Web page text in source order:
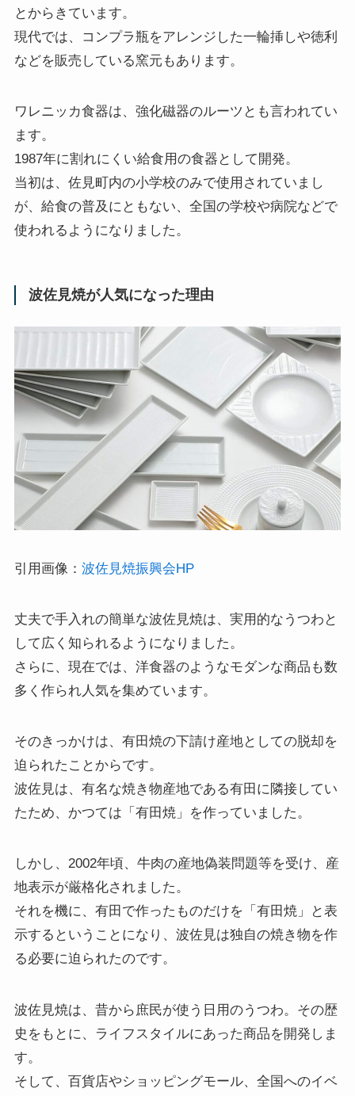
とからきています。
現代では、コンプラ瓶をアレンジした一輪挿しや徳利
などを販売している窯元もあります。
ワレニッカ食器は、強化磁器のルーツとも言われてい
ます。
1987年に割れにくい給食用の食器として開発。
当初は、佐見町内の小学校のみで使用されていまし
が、給食の普及にともない、全国の学校や病院などで
使われるようになりました。
波佐見焼が人気になった理由
引用画像： 波佐見焼振興会HP
丈夫で手入れの簡単な波佐見焼は、実用的なうつわと
して広く知られるようになりました。
さらに、現在では、洋食器のようなモダンな商品も数
多く作られ人気を集めています。
そのきっかけは、有田焼の下請け産地としての脱却を
迫られたことからです。
波佐見は、有名な焼き物産地である有田に隣接してい
たため、かつては「有田焼」を作っていました。
しかし、2002年頃、牛肉の産地偽装問題等を受け、産
地表示が厳格化されました。
それを機に、有田で作ったものだけを「有田焼」と表
示するということになり、波佐見は独自の焼き物を作
る必要に迫られたのです。
波佐見焼は、昔から庶民が使う日用のうつわ。その歴
史をもとに、ライフスタイルにあった商品を開発しま
す。
そして、百貨店やショッピングモール、全国へのイベ